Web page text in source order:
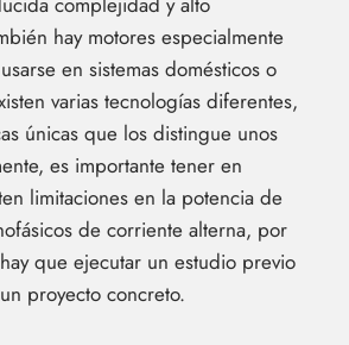
hay motores especialmente
en sistemas domésticos o
varias tecnologías diferentes,
únicas que los distingue unos
es importante tener en
limitaciones en la potencia de
de corriente alterna, por
que ejecutar un estudio previo
proyecto concreto.